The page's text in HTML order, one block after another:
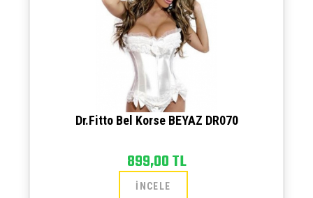
Dr.Fitto Bel Korse BEYAZ DR070
899,00 TL
İNCELE